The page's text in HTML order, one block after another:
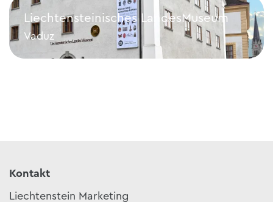
Liechtensteinisches LandesMuseum
Vaduz
Liechtensteinisches LandesMuseum
Kontakt
Liechtenstein Marketing